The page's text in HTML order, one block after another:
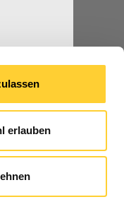
erlauben